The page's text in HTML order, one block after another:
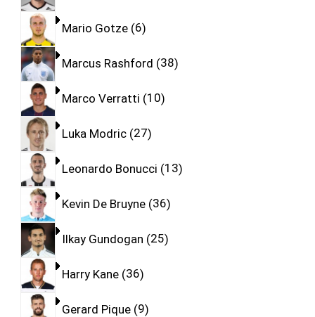
Mario Gotze 6
Marcus Rashford 38
Marco Verratti 10
Luka Modric 27
Leonardo Bonucci 13
Kevin De Bruyne 36
Ilkay Gundogan 25
Harry Kane 36
Gerard Pique 9